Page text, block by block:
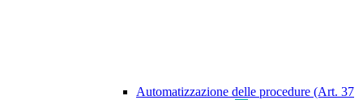
Automatizzazione delle procedure (Art. 37